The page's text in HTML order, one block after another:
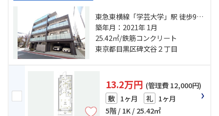
東急東横線「学芸大学」駅 徒歩9分
東急東横線「都立大学」駅 徒歩16
分 東急東横線「祐天寺」駅 徒歩22
分
築年月：2021年 1月
25.42㎡/鉄筋コンクリート
東京都目黒区碑文谷２丁目
13.2万円 (管理費 12,000円)
敷 1ヶ月 礼 1ヶ月
5階 / 1K / 25.42㎡